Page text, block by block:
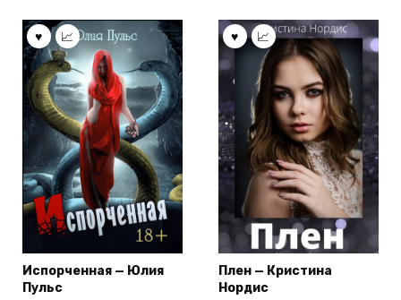
Испорченная — Юлия
Пульс
Плен — Кристина
Нордис